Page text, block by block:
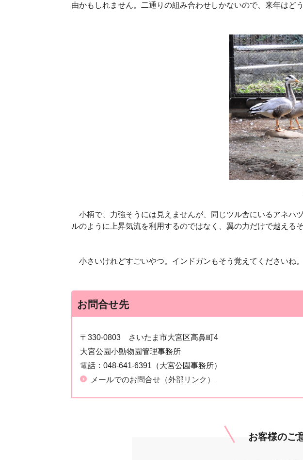
由かもしれません。二通りの組み合わせしかないので、来年はど
小柄で、力強そうには見えませんが、同じツル舎にいるアネハ
ルのように上昇気流を利用するのではなく、翼の力だけで越える
小さいけれどすごいやつ。インドガンもそう覚えてくださいね。
お問合せ先
〒330-0803
さいたま市大宮区高鼻町4
大宮公園小動物園管理事務所
電話： 048-641-6391（大宮公園事務所）
メールでのお問合せ（外部リンク）
お客様のご